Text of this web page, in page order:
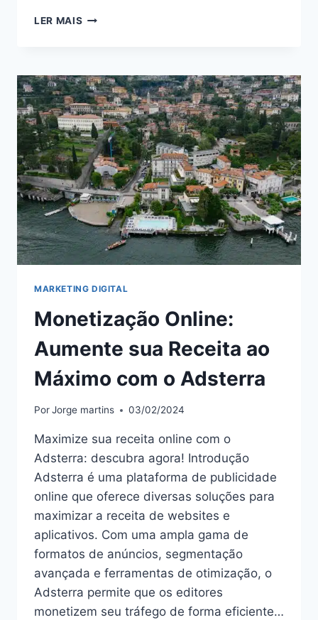
LER MAIS VIVER
2024:
DESCUBRA
COMO
ALCANÇAR
A
INDEPENDÊNCIA
FINANCEIRA
ONLINE
MARKETING DIGITAL
Monetização Online:
Aumente sua Receita ao
Máximo com o Adsterra
PorJorge martins 03/02/2024
Maximize sua receita online com o
Adsterra: descubra agora! Introdução
Adsterra é uma plataforma de publicidade
online que oferece diversas soluções para
maximizar a receita de websites e
aplicativos. Com uma ampla gama de
formatos de anúncios, segmentação
avançada e ferramentas de otimização, o
Adsterra permite que os editores
monetizem seu tráfego de forma eficiente…